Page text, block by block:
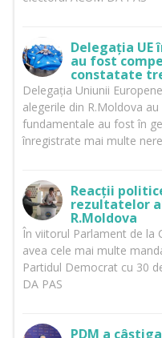
Delegația UE
au fost
constatate
Delegația Uniunii
alegerile din R.Moldova
fundamentale au fost în
înregistrate mai multe
Reacții
rezultatelor
R.Moldova
În viitorul Parlament de la
avea cele mai multe
Partidul Democrat cu 30
DA PAS
PDM a